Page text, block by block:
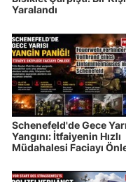
Yaralandı
Schenefeld'de Gece
Yangını: İtfaiyenin Hızlı
Müdahalesi Faciayı